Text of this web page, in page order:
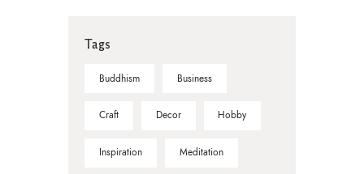
Tags
Buddhism Business
Craft Decor Hobby
Inspiration Meditation